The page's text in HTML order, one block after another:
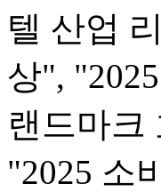
텔 산업
상",
랜드마크
"2025 소